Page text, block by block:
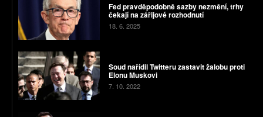
Fed pravděpodobně sazby nezmění, trhy
čekají na zářijové rozhodnutí
18. 6. 2025
Soud nařídil Twitteru zastavit žalobu proti
Elonu Muskovi
7. 10. 2022